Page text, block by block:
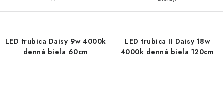
LED trubica Daisy 9w 4000k
denná biela 60cm
LED trubica II Daisy 18w
4000k denná biela 120cm